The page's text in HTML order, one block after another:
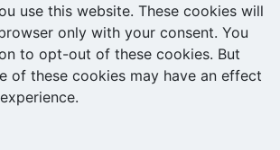
use this website. These cookies will
only with your consent. You
to opt-out of these cookies. But
of these cookies may have an effect